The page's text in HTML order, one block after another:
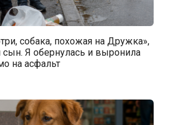
собака, похожая на Дружка»,
сын. Я обернулась и выронила
на асфальт